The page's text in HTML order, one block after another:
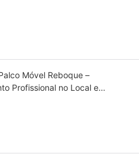
Móvel Reboque –
Profissional no Local e